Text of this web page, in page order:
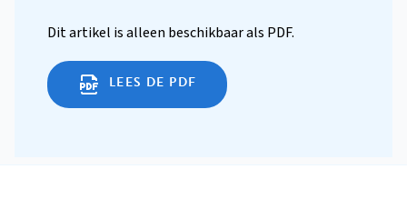
Dit artikel is alleen beschikbaar als PDF.
LEES DE PDF